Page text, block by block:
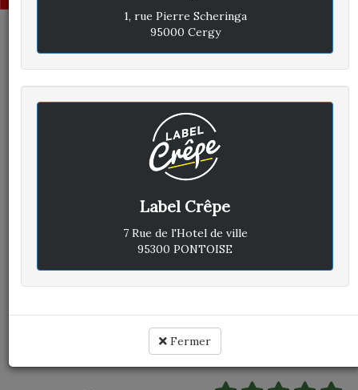
CLIENT A A
ÉCRIT LE DIMANCHE 4 OCTOBRE
-
Ambiance :
1, rue Pierre Scheringa
95000 Cergy
Label Crêpe
7 Rue de l'Hotel de ville
95300 PONTOISE
Fermer